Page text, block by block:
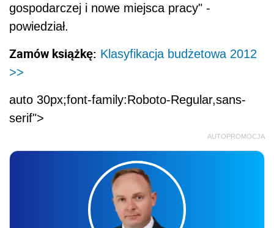
gospodarczej i nowe miejsca pracy" -
powiedział.
Zamów książkę: Klasyfikacja budżetowa 2012
>>
auto 30px;font-family:Roboto-Regular,sans-
serif">
AUTOPROMOCJA